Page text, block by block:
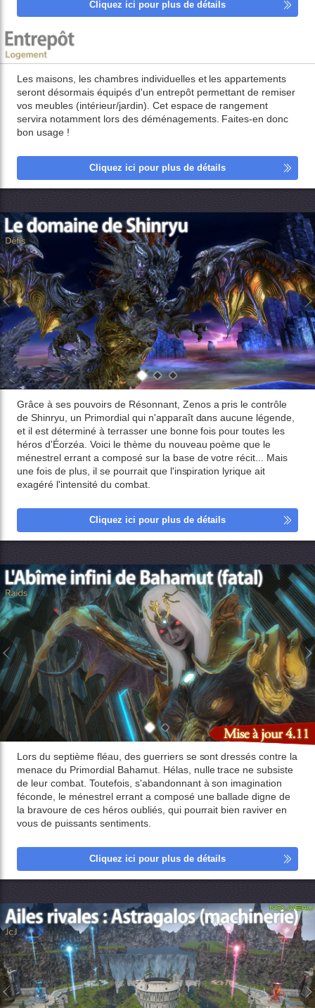
Cliquez ici pour plus de détails
Les maisons, les chambres individuelles et les appartements
seront désormais équipés d'un entrepôt permettant de remiser
vos meubles (intérieur/jardin). Cet espace de rangement
servira notamment lors des déménagements. Faites-en donc
bon usage !
Cliquez ici pour plus de détails
Grâce à ses pouvoirs de Résonnant, Zenos a pris le contrôle
de Shinryu, un Primordial qui n'apparaît dans aucune légende,
et il est déterminé à terrasser une bonne fois pour toutes les
héros d'Éorzéa. Voici le thème du nouveau poème que le
ménestrel errant a composé sur la base de votre récit... Mais
une fois de plus, il se pourrait que l'inspiration lyrique ait
exagéré l'intensité du combat.
Cliquez ici pour plus de détails
Lors du septième fléau, des guerriers se sont dressés contre la
menace du Primordial Bahamut. Hélas, nulle trace ne subsiste
de leur combat. Toutefois, s'abandonnant à son imagination
féconde, le ménestrel errant a composé une ballade digne de
la bravoure de ces héros oubliés, qui pourrait bien raviver en
vous de puissants sentiments.
Cliquez ici pour plus de détails